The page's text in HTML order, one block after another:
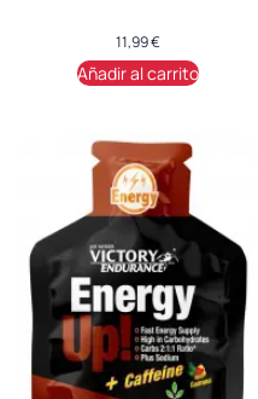
11,99€
Añadir al carrito